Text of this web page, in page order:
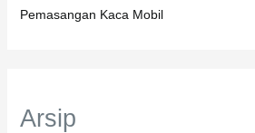
Pemasangan Kaca Mobil
Arsip